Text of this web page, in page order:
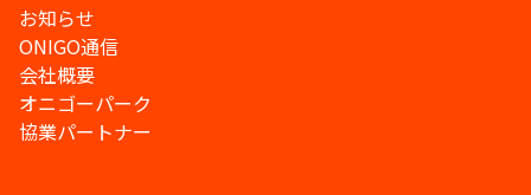
お知らせ
ONIGO通信
会社概要
オニゴーパーク
協業パートナー